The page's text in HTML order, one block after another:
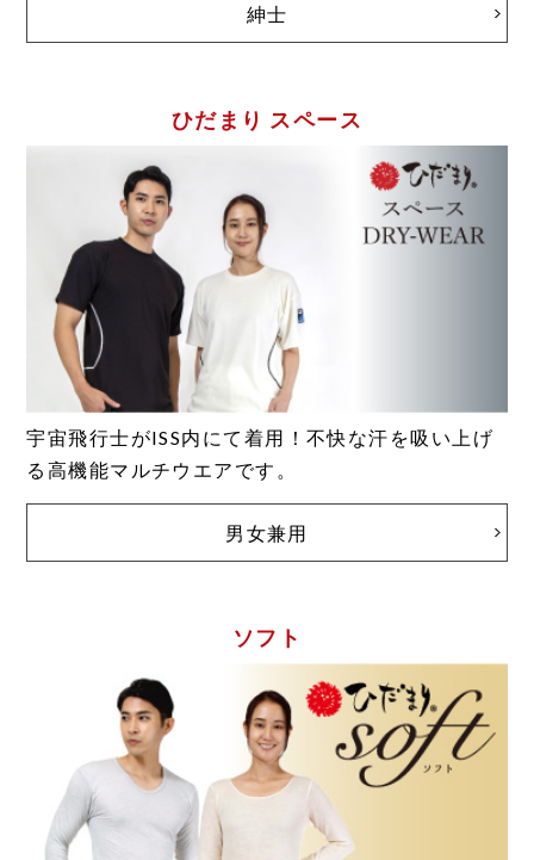
紳士
ひだまり スペース
宇宙飛行士がISS内にて着用！不快な汗を吸い上げ
る高機能マルチウエアです。
男女兼用
ソフト